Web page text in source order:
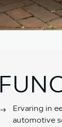
Ervaring in
automotive